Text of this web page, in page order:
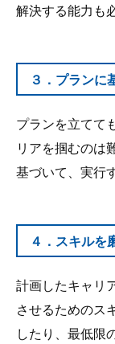
解決する能力も
３．プランに
プランを立てて
リアを掴むのは
基づいて、実行
４．スキルを
計画したキャリ
させるためのス
したり、最低限